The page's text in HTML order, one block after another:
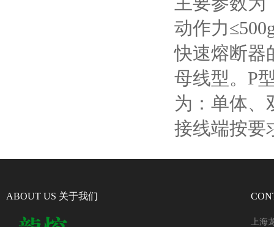
动作力≤
快速熔断器
母线型。 P
为：单体、
接线端按要
ABOUT US 关于我们
上海